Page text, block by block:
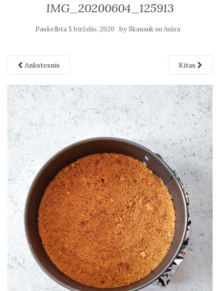
IMG_20200604_125913
Paskelbta 5 birželio, 2020 bySkanauk su Aušra
Ankstesnis Kitas